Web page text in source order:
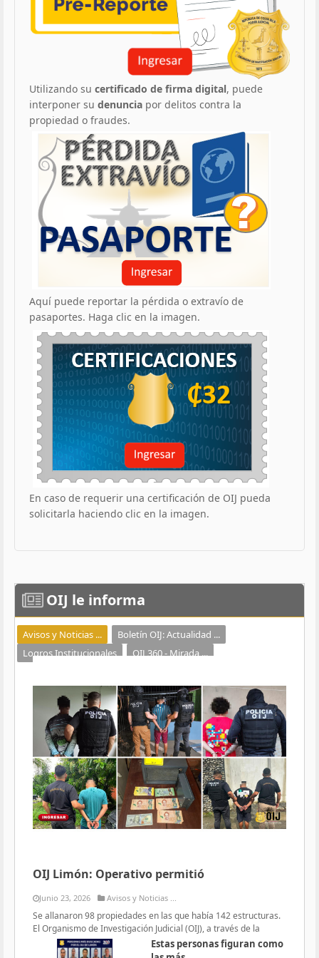
Utilizando su certificado de firma digital, puede
interponer su denuncia por delitos contra la
propiedad o fraudes.
Aquí puede reportar la pérdida o extravío de
pasaportes. Haga clic en la imagen.
En caso de requerir una certificación de OIJ pueda
solicitarla haciendo clic en la imagen.
OIJ le informa
Avisos y Noticias ...
Boletín OIJ: Actualidad ...
Logros Institucionales
OIJ 360 - Mirada ...
OIJ Limón: Operativo permitió
Junio 23, 2026 Avisos y Noticias ...
Se allanaron 98 propiedades en las que había 142 estructuras.
El Organismo de Investigación Judicial (OIJ), a través de la
Estas personas figuran como